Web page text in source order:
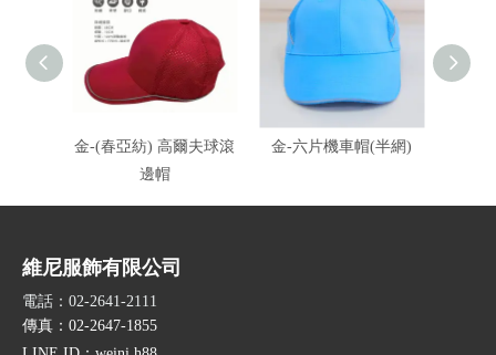
金-(春亞紡) 高爾夫球滾
邊帽
金-六片機車帽(半網)
維尼服飾有限公司
電話：02-2641-2111
傳真：02-2647-1855